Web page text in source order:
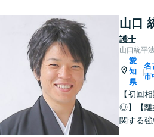
山口
護士
山口統平
愛
知
県
|
名
市
【初回
◎】【離
関する